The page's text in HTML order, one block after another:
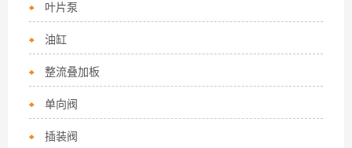
叶片泵
油缸
整流叠加板
单向阀
插装阀